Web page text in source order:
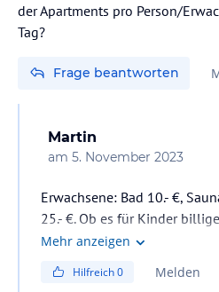
der Apartments pro Person/
Tag?
Frage beantworten
Martin
am 5. November 2023
Erwachsene: Bad 10.- €,
25.- €. Ob es für Kinder
Mehr anzeigen
Hilfreich0 Melden